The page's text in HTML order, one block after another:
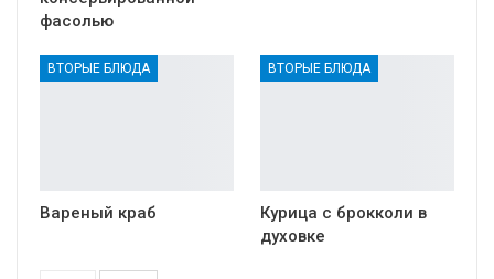
фасолью
ВТОРЫЕ БЛЮДА
Вареный краб
ВТОРЫЕ БЛЮДА
Курица с брокколи в
духовке